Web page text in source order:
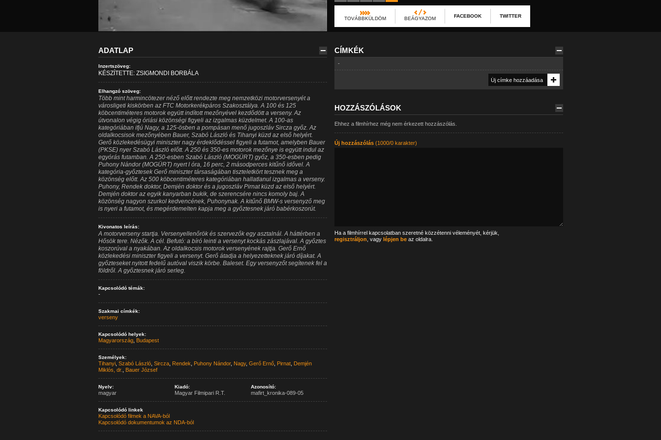
TOVÁBBKÜLDÖM BEÁGYAZOM FACEBOOK TWITTER
ADATLAP
Inzertszöveg:
KÉSZÍTETTE: ZSIGMONDI BORBÁLA
Elhangzó szöveg:
Több mint harmincötezer néző előtt rendezte meg nemzetközi motorversenyét a
városligeti kiskörben az FTC Motorkerékpáros Szakosztálya. A 100 és 125
köbcentiméteres motorok együtt indított mezőnyével kezdődött a verseny. Az
útvonalon végig óriási közönségi figyeli az izgalmas küzdelmet. A 100-as
kategóriában ifjú Nagy, a 125-ösben a pompásan menő jugoszláv Sircza győz. Az
oldalkocsisok mezőnyében Bauer, Szabó László és Tihanyi küzd az első helyért.
Gerő közlekedésügyi miniszter nagy érdeklődéssel figyeli a futamot, amelyben Bauer
(PKSE) nyer Szabó László előtt. A 250 és 350-es motorok mezőnye is együtt indul az
egyórás futamban. A 250-esben Szabó László (MOGÜRT) győz, a 350-esben pedig
Puhony Nándor (MOGÜRT) nyert l óra, 16 perc, 2 másodperces kitűnő idővel. A
kategória-győztesek Gerő miniszter társaságában tiszteletkört tesznek meg a
közönség előtt. Az 500 köbcentiméteres kategóriában hallatlanul izgalmas a verseny.
Puhony, Rendek doktor, Demjén doktor és a jugoszláv Pirnat küzd az első helyért.
Demjén doktor az egyik kanyarban bukik, de szerencsére nincs komoly baj. A
közönség nagyon szurkol kedvencének, Puhonynak. A kitűnő BMW-s versenyző meg
is nyeri a futamot, és megérdemelten kapja meg a győztesnek járó babérkoszorút.
Kivonatos leírás:
A motorverseny startja. Versenyellenőrök és szervezők egy asztalnál. A háttérben a
Hősök tere. Nézők. A cél. Befutó: a bíró leinti a versenyt kockás zászlajával. A győztes
koszorúval a nyakában. Az oldalkocsis motorok versenyének rajtja. Gerő Ernő
közlekedési miniszter figyeli a versenyt. Gerő átadja a helyezetteknek járó díjakat. A
győzteseket nyitott fedelű autóval viszik körbe. Baleset. Egy versenyzőt segítenek fel a
földről. A győztesnek járó serleg.
Kapcsolódó témák:
-
Szakmai címkék:
verseny
Kapcsolódó helyek:
Magyarország, Budapest
Személyek:
Tihanyi, Szabó László, Sircza, Rendek Puhony Nándor, Nagy, Gerő Ernő, Pirnat, Demjén
Miklós, dr.
Bauer József
Nyelv:
magyar
Kiadó:
Magyar Filmipari R.T.
Azonosító:
mafirt_kronika-089-05
Kapcsolódó linkek
Kapcsolódó filmek a NAVA-ból
Kapcsolódó dokumentumok az NDA-ból
CÍMKÉK
-
HOZZÁSZÓLÁSOK
Ehhez a filmhírhez még nem érkezett hozzászólás.
Új hozzászólás(1000/0 karakter)
Ha a filmhírrel kapcsolatban szeretné közzétenni véleményét, kérjük,
regisztráljon , vagy lépjen beaz oldalra.